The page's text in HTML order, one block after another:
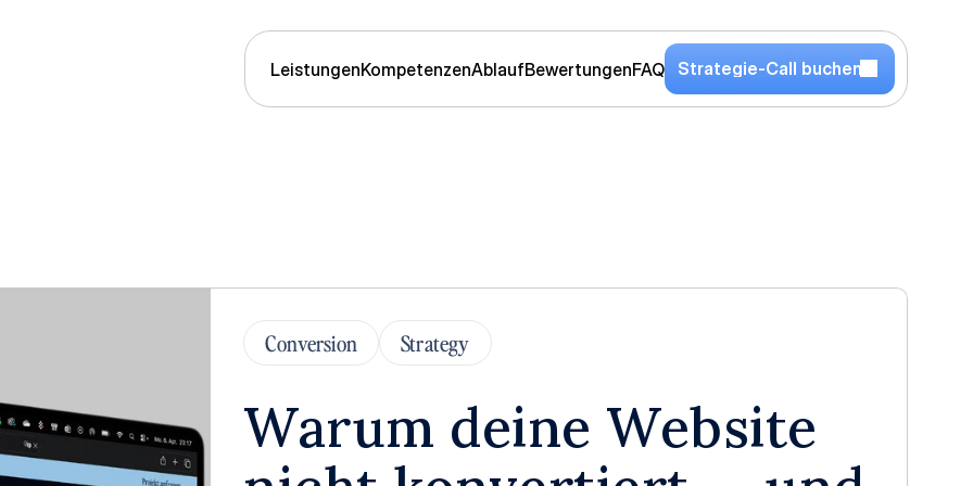
LeistungenKompetenzenAblaufBewertungenFAQ Strategie-Call buchen
Conversion Strategy
Warum deine Website